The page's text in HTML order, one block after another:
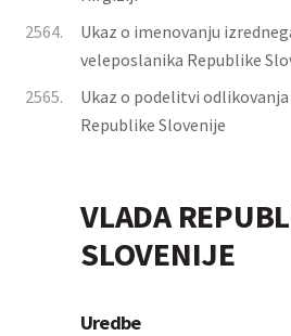
2564.
Ukaz o imenovanju
veleposlanika Republike
2565.
Ukaz o podelitvi
Republike Slovenije
VLADA
SLOVENIJE
Uredbe